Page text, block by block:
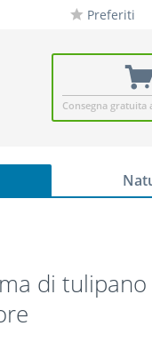
Preferiti
Consegna gratuita
di tulipano